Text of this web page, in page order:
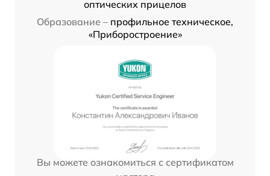
оптических прицелов
Образование – профильное техническое,
«Приборостроение»
Вы можете ознакомиться с сертификатом